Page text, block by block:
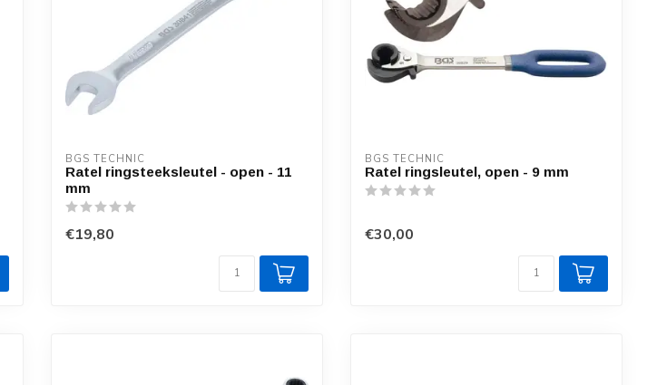
BGS TECHNIC
Ratel ringsteeksleutel - open - 11
mm
€19,80
BGS TECHNIC
Ratel ringsleutel, open - 9 mm
€30,00